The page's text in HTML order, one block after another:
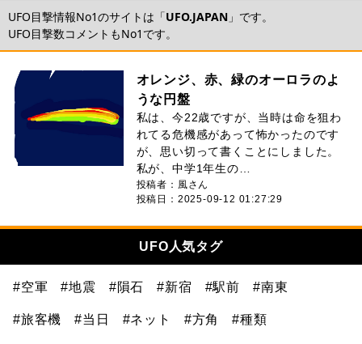
UFO目撃情報No1のサイトは「UFO.JAPAN 」です。
UFO目撃数コメントもNo1です。
オレンジ、赤、緑のオーロラのよ
うな円盤
私は、今22歳ですが、当時は命を狙わ
れてる危機感があって怖かったのです
が、思い切って書くことにしました。
私が、中学1年生の…
投稿者：風さん
投稿日：2025-09-12 01:27:29
UFO人気タグ
#空軍 #地震 #隕石 #新宿 #駅前 #南東
#旅客機 #当日 #ネット #方角 #種類